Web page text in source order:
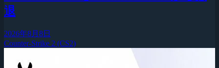
退
2026年8月8日
Counter-Strike 2 (CS2)